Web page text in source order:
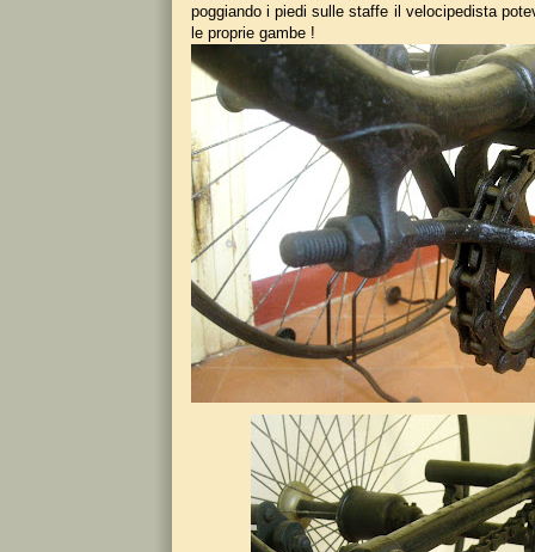
poggiando i piedi sulle staffe il velocipedista
le proprie gambe !